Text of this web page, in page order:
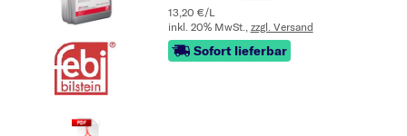
13,20 €/L
inkl. 20% MwSt., zzgl. Versand
Sofort lieferbar